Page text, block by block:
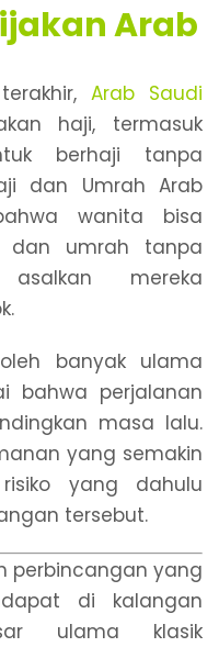
Arab
Arab Saudi
haji, termasuk
berhaji tanpa
dan Umrah Arab
wanita bisa
dan umrah tanpa
mereka
banyak ulama
bahwa perjalanan
masa lalu.
yang semakin
yang dahulu
tersebut.
perbincangan yang
di kalangan
ulama klasik